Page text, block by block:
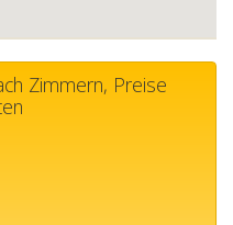
Zimmern, Preise